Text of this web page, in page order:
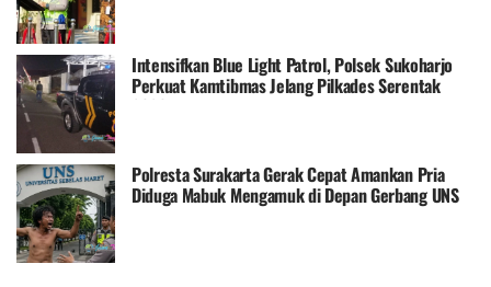
Intensifkan Blue Light Patrol, Polsek Sukoharjo
Perkuat Kamtibmas Jelang Pilkades Serentak
2026
Polresta Surakarta Gerak Cepat Amankan Pria
Diduga Mabuk Mengamuk di Depan Gerbang UNS